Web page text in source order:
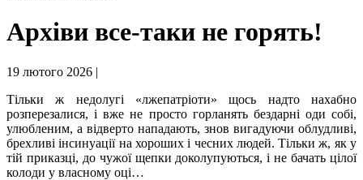
Архіви все-таки не горять!
19 лютого 2026 |
Тільки ж недолугі «лжепатріоти» щось надто нахабно
розперезалися, і вже не просто горланять бездарні оди собі,
улюбленим, а відверто нападають, знов вигадуючи облудливі,
брехливі інсинуації на хороших і чесних людей. Тільки ж, як у
тій приказці, до чужої щепки доколупуються, і не бачать цілої
колоди у власному оці…